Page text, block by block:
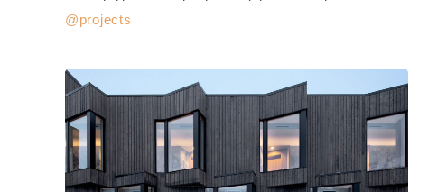
projects